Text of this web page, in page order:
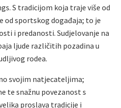
S tradicijom koja traje više od
od sportskog događaja; to je
i predanosti. Sudjelovanje na
ljude različitih pozadina u
rodea.
svojim natjecateljima;
te snažnu povezanost s
proslava tradicije i